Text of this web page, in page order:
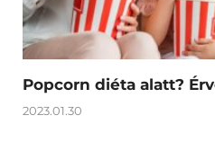
Popcorn diéta alatt?
2023.01.30